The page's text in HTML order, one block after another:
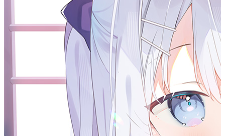
const （推荐）。
1 let name = "JavaScript" ; //
字符串
const version = 2024; //
数字
3
var isCool true; //
布尔值
基本数据类型